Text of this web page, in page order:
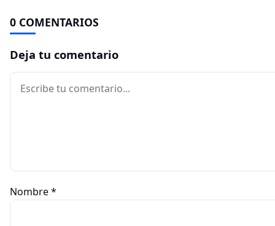
0 COMENTARIOS
Deja tu comentario
Comentario
Nombre*